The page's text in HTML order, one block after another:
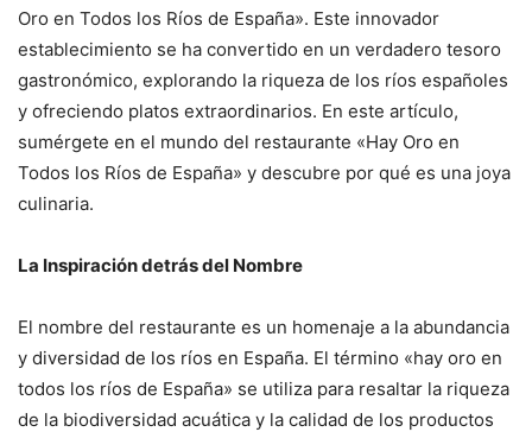
Oro en Todos los Ríos de España». Este innovador
establecimiento se ha convertido en un verdadero tesoro
gastronómico, explorando la riqueza de los ríos españoles
y ofreciendo platos extraordinarios. En este artículo,
sumérgete en el mundo del restaurante «Hay Oro en
Todos los Ríos de España» y descubre por qué es una joya
culinaria.
La Inspiración detrás del Nombre
El nombre del restaurante es un homenaje a la abundancia
y diversidad de los ríos en España. El término «hay oro en
todos los ríos de España» se utiliza para resaltar la riqueza
de la biodiversidad acuática y la calidad de los productos